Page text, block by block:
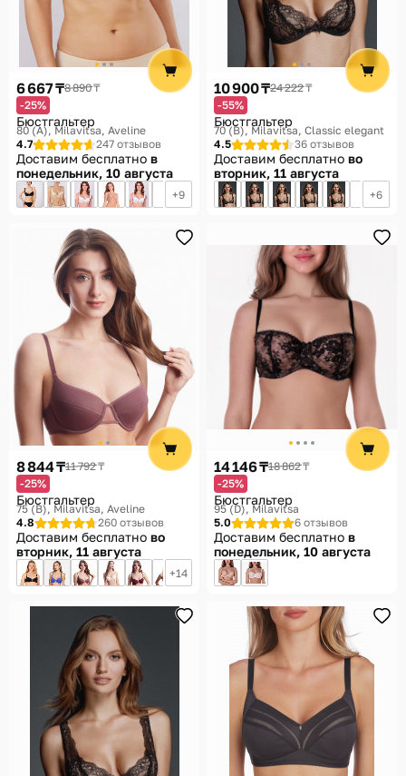
6 667 ₸8 890 ₸
-25%
Бюстгальтер
80 (А) Milavitsa, Aveline
4.7
247 отзывов
Доставим бесплатно в
понедельник, 10 августа
9
10 900 ₸24 222 ₸
-55%
Бюстгальтер
70 (B) Milavitsa, Classic elegant
4.5
36 отзывов
Доставим бесплатно во
вторник, 11 августа
6
8 844 ₸11 792 ₸
-25%
Бюстгальтер
75 (B) Milavitsa, Aveline
4.8
260 отзывов
Доставим бесплатно во
вторник, 11 августа
14
14 146 ₸18 862 ₸
-25%
Бюстгальтер
95 (D) Milavitsa
5.0
6 отзывов
Доставим бесплатно в
понедельник, 10 августа